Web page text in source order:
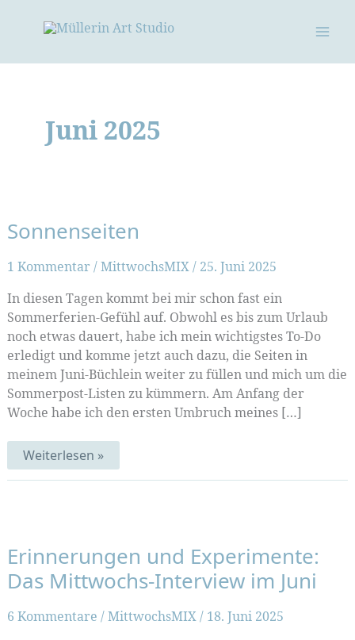
Juni 2025
Sonnenseiten
1 Kommentar /MittwochsMIX/ 25. Juni 2025
In diesen Tagen kommt bei mir schon fast ein
Sommerferien-Gefühl auf. Obwohl es bis zum Urlaub
noch etwas dauert, habe ich mein wichtigstes To-Do
erledigt und komme jetzt auch dazu, die Seiten in
meinem Juni-Büchlein weiter zu füllen und mich um die
Sommerpost-Listen zu kümmern. Am Anfang der
Woche habe ich den ersten Umbruch meines […]
Sonnenseiten
Weiterlesen »
Erinnerungen und Experimente:
Das Mittwochs-Interview im Juni
6 Kommentare /MittwochsMIX/ 18. Juni 2025